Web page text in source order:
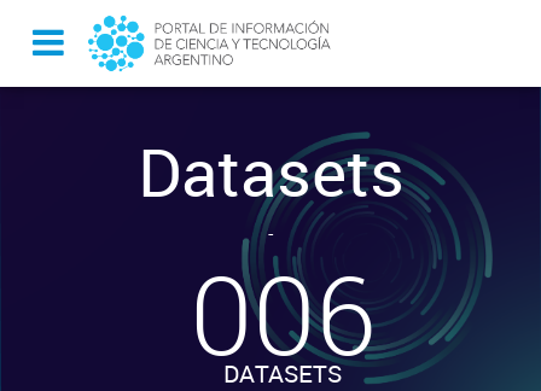
Datasets
-
006
DATASETS